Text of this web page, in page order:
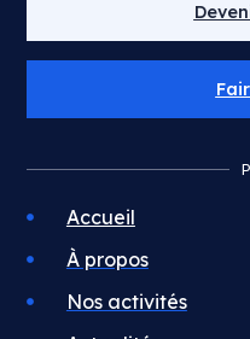
Accueil
À propos
Nos activités